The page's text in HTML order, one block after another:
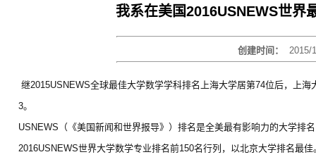
我系在美国2016USNEWS世界
创建时间：2015/
继2015USNEWS全球最佳大学数学学科排名上海大学居第74位后，上
3。
USNEWS（《美国新闻和世界报导》）排名是全美最有影响力的大学排
2016USNEWS世界大学数学专业排名前150名行列，以北京大学排名最